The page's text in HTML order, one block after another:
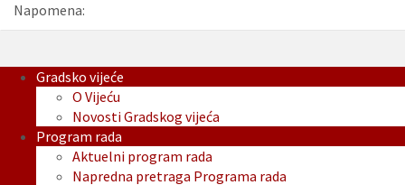
Napomena:
Gradsko vijeće
O Vijeću
Novosti Gradskog vijeća
Program rada
Aktuelni program rada
Napredna pretraga Programa rada